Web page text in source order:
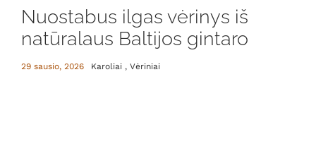
Nuostabus ilgas vėrinys iš
natūralaus Baltijos gintaro
29 sausio, 2026 Karoliai , Vėriniai